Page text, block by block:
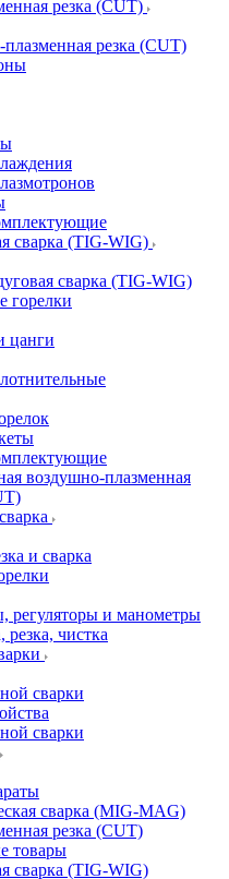
резка (CUT)
резка (CUT)
сварка (TIG-WIG)
сварка (TIG-WIG)
горелки
цанги
воздушно-плазменная
и сварка
регуляторы и манометры
резка, чистка
сварки
сварки
сварка (MIG-MAG)
резка (CUT)
товары
сварка (TIG-WIG)